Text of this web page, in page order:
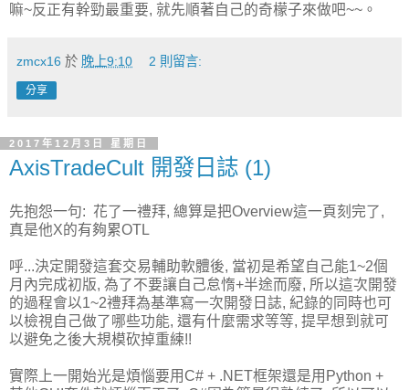
嘛~反正有幹勁最重要, 就先順著自己的奇檬子來做吧~~。
zmcx16 於 晚上9:10 2 則留言:
分享
2017年12月3日 星期日
AxisTradeCult 開發日誌 (1)
先抱怨一句: 花了一禮拜, 總算是把Overview這一頁刻完了,
真是他X的有夠累OTL
呼...決定開發這套交易輔助軟體後, 當初是希望自己能1~2個
月內完成初版, 為了不要讓自己怠惰+半途而廢, 所以這次開發
的過程會以1~2禮拜為基準寫一次開發日誌, 紀錄的同時也可
以檢視自己做了哪些功能, 還有什麼需求等等, 提早想到就可
以避免之後大規模砍掉重練!!
實際上一開始光是煩惱要用C# + .NET框架還是用Python +